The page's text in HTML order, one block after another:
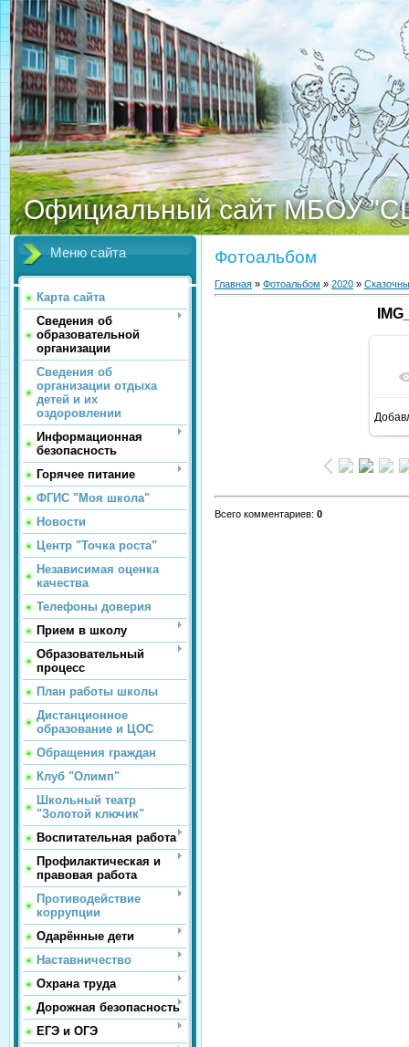
Официальный сайт МБОУ
Меню сайта
Карта сайта
Сведения об
образовательной
организации
Сведения об
организации отдыха
детей и их
оздоровлении
Информационная
безопасность
Горячее питание
ФГИС "Моя школа"
Новости
Центр "Точка роста"
Независимая оценка
качества
Телефоны доверия
Прием в школу
Образовательный
процесс
План работы школы
Дистанционное
образование и ЦОС
Обращения граждан
Клуб "Олимп"
Школьный театр
"Золотой ключик"
Воспитательная работа
Профилактическая и
правовая работа
Противодействие
коррупции
Одарённые дети
Наставничество
Охрана труда
Дорожная безопасность
ЕГЭ и ОГЭ
Фотоальбом
Главная » Фотоальбом » 2020 »
Всего комментариев: 0